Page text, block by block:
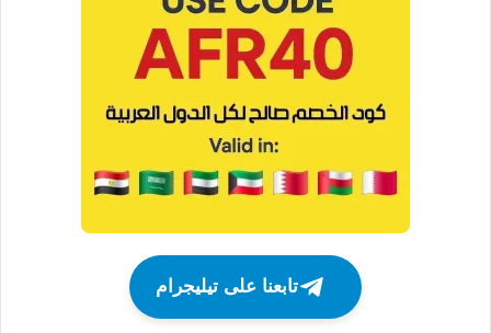
تابعنا على تيليجرام